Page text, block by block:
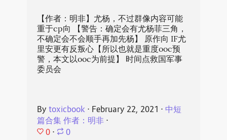
【作者：明非】尤杨，不过群像内容可能
重于cp向 【警告：确定会有尤杨菲三角，
不确定会不会顺手再加先杨】 原作向 IF尤
里安更有反叛心【所以也就是重度ooc预
警，本文以ooc为前提】 时间点救国军事
委员会
By toxicbook ⋅ February 22, 2021 ⋅ 中短
篇合集 作者：明非⋅
0 ⋅ 0